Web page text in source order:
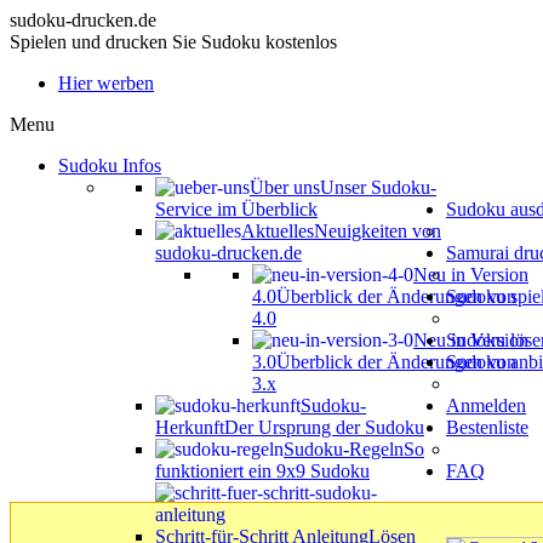
sudoku-drucken.de
Spielen und drucken Sie Sudoku kostenlos
Hier werben
Menu
Sudoku Infos
Über unsUnser Sudoku-
Service im Überblick
AktuellesNeuigkeiten von
sudoku-drucken.de
Neu in Version
4.0Überblick der Änderungen von
4.0
Neu in Version
3.0Überblick der Änderungen von
3.x
Sudoku-
HerkunftDer Ursprung der Sudoku
Sudoku-RegelnSo
funktioniert ein 9x9 Sudoku
Schritt-für-Schritt AnleitungLösen
Sudoku
Samurai
Sudoku
Sudoku
Sudoku
Anmelden
Bestenliste
FAQ